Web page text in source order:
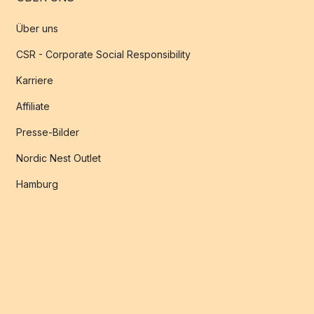
Über uns
CSR - Corporate Social Responsibility
Karriere
Affiliate
Presse-Bilder
Nordic Nest Outlet
Hamburg